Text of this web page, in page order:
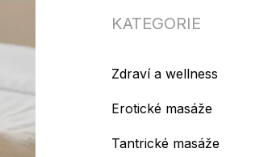
KATEGORIE
Zdraví a wellness
Erotické masáže
Tantrické masáže